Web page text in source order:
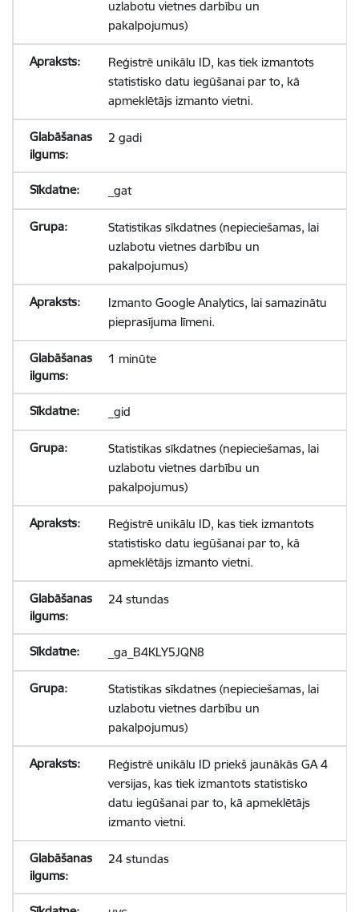
uzlabotu vietnes darbību un
pakalpojumus)
Reģistrē unikālu ID, kas tiek izmantots
statistisko datu iegūšanai par to, kā
apmeklētājs izmanto vietni.
2 gadi
_gat
Statistikas sīkdatnes (nepieciešamas, lai
uzlabotu vietnes darbību un
pakalpojumus)
Izmanto Google Analytics, lai samazinātu
pieprasījuma līmeni.
1 minūte
_gid
Statistikas sīkdatnes (nepieciešamas, lai
uzlabotu vietnes darbību un
pakalpojumus)
Reģistrē unikālu ID, kas tiek izmantots
statistisko datu iegūšanai par to, kā
apmeklētājs izmanto vietni.
24 stundas
_ga_B4KLY5JQN8
Statistikas sīkdatnes (nepieciešamas, lai
uzlabotu vietnes darbību un
pakalpojumus)
Reģistrē unikālu ID priekš jaunākās GA 4
versijas, kas tiek izmantots statistisko
datu iegūšanai par to, kā apmeklētājs
izmanto vietni.
24 stundas